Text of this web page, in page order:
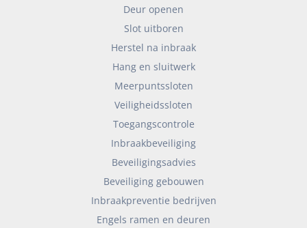
Deur openen
Slot uitboren
Herstel na inbraak
Hang en sluitwerk
Meerpuntssloten
Veiligheidssloten
Toegangscontrole
Inbraakbeveiliging
Beveiligingsadvies
Beveiliging gebouwen
Inbraakpreventie bedrijven
Engels ramen en deuren